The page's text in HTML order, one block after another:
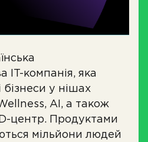
IT-компанія, яка
у нішах
AI, а також
центр. Продуктами
мільйони людей